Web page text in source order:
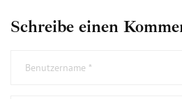
Schreibe einen